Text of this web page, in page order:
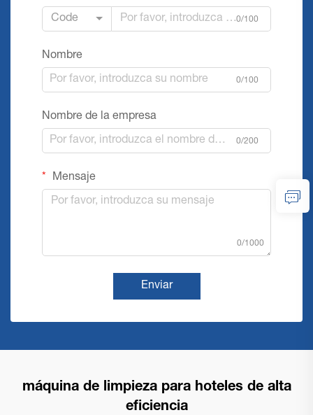
Code 0/100
Nombre
0/100
Nombre de la empresa
0/200
Mensaje
0/1000
Enviar
máquina de limpieza para hoteles de alta
eficiencia